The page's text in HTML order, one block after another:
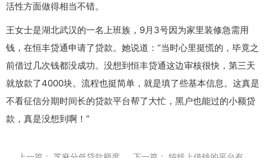
活性方面做得相当不错。
王女士是湖北武汉的一名上班族，9月3号因为家里装修急需用
钱，在恒丰贷通申请了贷款。她说道：“当时心里挺慌的，毕竟之
前借过几次钱都没成功。没想到恒丰贷通这边审核很快，第三天
就放款了4000块。流程也挺简单，就是填了些基本信息。这真是
不看征信分期时间长的贷款平台帮了大忙，黑户也能过的小额贷
款，真是没想到啊！”